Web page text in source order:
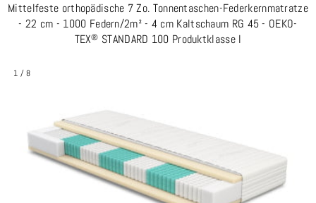
Mittelfeste orthopädische 7 Zo. Tonnentaschen-Federkernmatratze
- 22 cm - 1000 Federn/2m² - 4 cm Kaltschaum RG 45 - OEKO-
TEX® STANDARD 100 Produktklasse I
1 /8